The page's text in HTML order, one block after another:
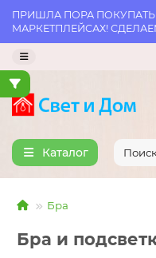
ПРИШЛА ПОРА
МАРКЕТПЛЕЙСАХ!
Каталог
Бра
Бра и